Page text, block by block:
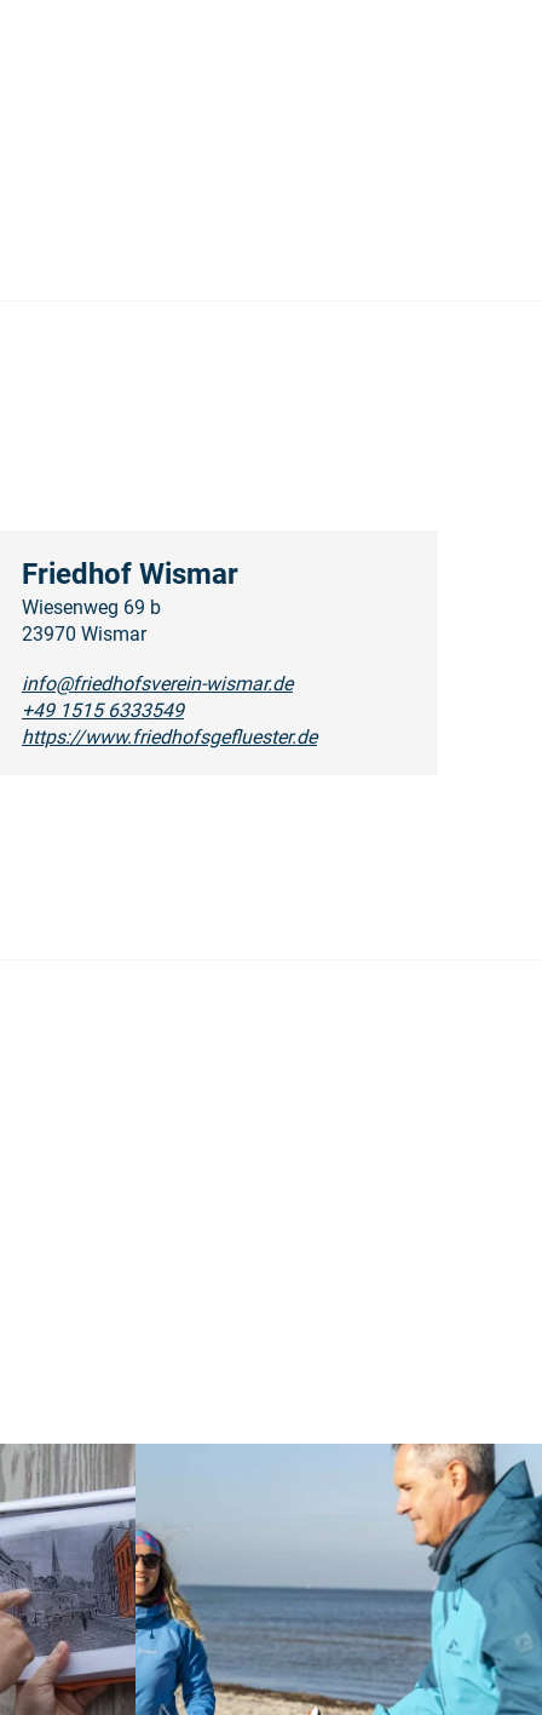
Friedhof Wismar
Wiesenweg 69 b
23970 Wismar
info@friedhofsverein-wismar.de
+49 1515 6333549
https://www.friedhofsgefluester.de
"Luftschlösser""
Weiterlesen: "Auf den Spuren der Familie Mann"